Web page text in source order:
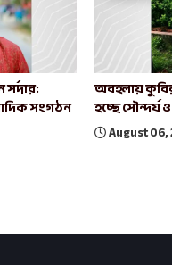
সংগঠন
অবহলায় কুবির
হচ্ছে সৌন্দর্য ও
August 06,